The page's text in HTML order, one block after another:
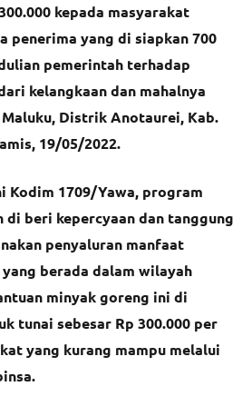
kepada masyarakat
penerima yang di siapkan 700
pemerintah terhadap
kelangkaan dan mahalnya
Distrik Anotaurei, Kab.
19/05/2022.
Kodim 1709/Yawa, program
di beri kepercyaan dan tanggung
penyaluran manfaat
berada dalam wilayah
minyak goreng ini di
tunai sebesar Rp 300.000 per
yang kurang mampu melalui